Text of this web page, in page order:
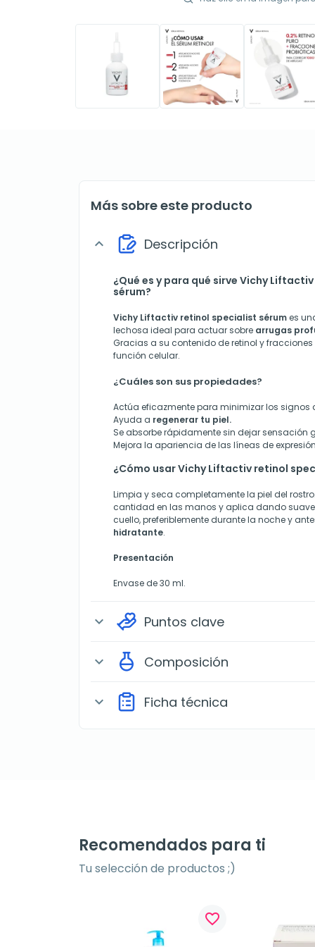
Más sobre este producto
expand_more Descripción
¿Qué es y para qué sirve Vichy
sérum?
Vichy Liftactiv retinol specialist sérumes
lechosa ideal para actuar sobre arrugas
Gracias a su contenido de retinol y
función celular.
¿Cuáles son sus propiedades?
Actúa eficazmente para minimizar los signos
Ayuda a regenerar tu piel.
Se absorbe rápidamente sin dejar sensación
Mejora la apariencia de las líneas de
¿Cómo usar Vichy Liftactiv retinol
Limpia y seca completamente la piel del
cantidad en las manos y aplica dando
cuello, preferiblemente durante la noche y
hidratante.
Presentación
Envase de 30 ml.
expand_more Puntos clave
expand_more Composición
expand_more Ficha técnica
Recomendados para ti
Tu selección de productos ;)
favorite_border